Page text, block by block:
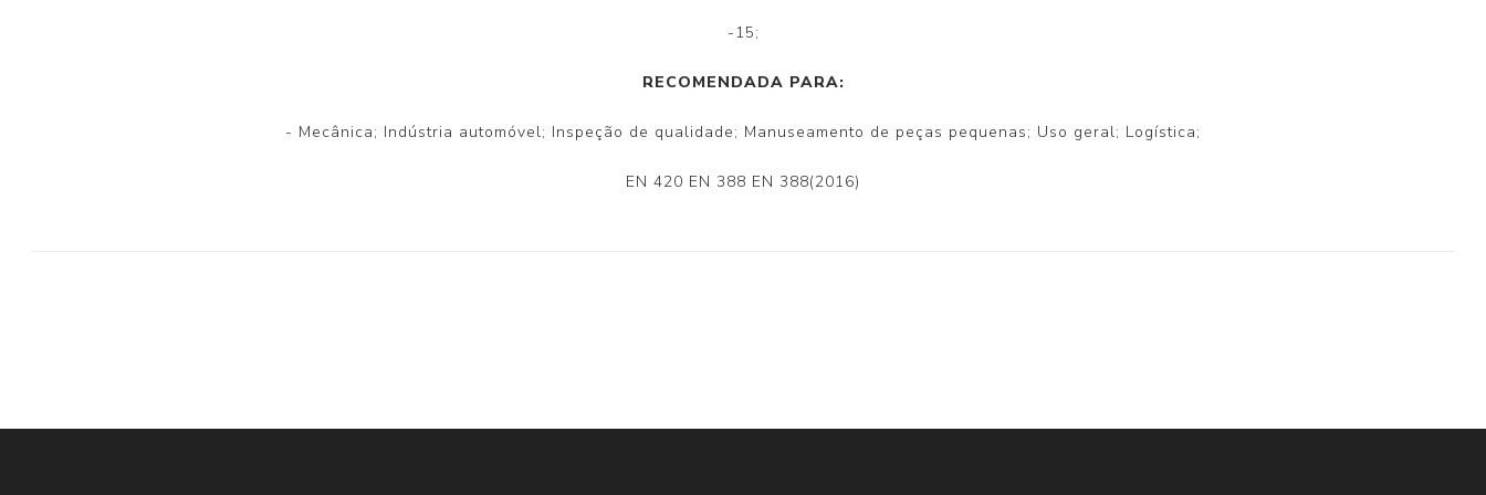
-15;
RECOMENDADA PARA:
- Mecânica; Indústria automóvel; Inspeção de qualidade; Manuseamento de peças pequenas; Uso geral; Logística;
EN 420 EN 388 EN 388(2016)